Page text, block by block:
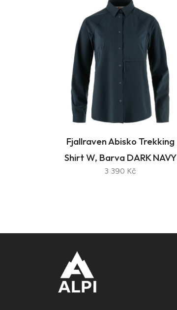
Fjallraven Abisko Trekking
Shirt W, Barva DARK NAVY
3 390 Kč